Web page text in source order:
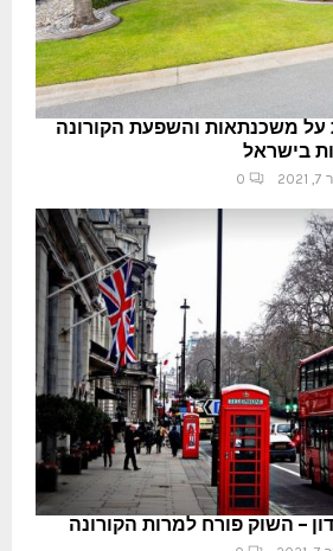
על משכנתאות והשפעת הקורונה
בישראל
0
– השוק פורח למרות הקורונה